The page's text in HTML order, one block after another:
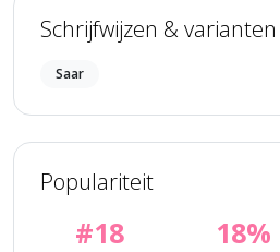
Schrijfwijzen & varianten
Saar
Populariteit
#18 18%